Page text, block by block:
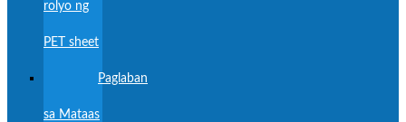
rolyo ng
PET sheet
Paglaban
sa Mataas